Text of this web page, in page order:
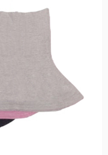
とシンプルなデザイン。
しやすい手袋。
グラス
ングラス。